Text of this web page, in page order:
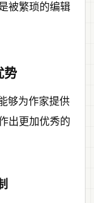
被繁琐的编辑
势
够为作家提供
出更加优秀的